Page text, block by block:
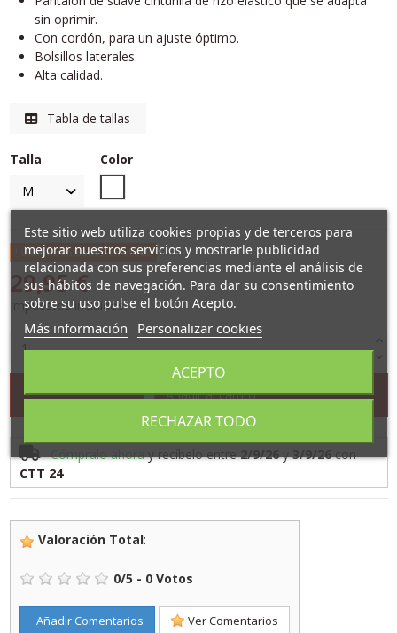
sin oprimir.
Con cordón, para un ajuste óptimo.
Bolsillos laterales.
Alta calidad.
Tabla de tallas
Talla
Color
Últimas unidades en stock
29,95 €
Impuestos incluidos
Añadir al carrito
Cómpralo ahoray recíbeloentre2/9/26y3/9/26 con
CTT 24
Valoración Total:
0/5 - 0 Votos
Añadir Comentarios Ver Comentarios
Este sitio web utiliza cookies propias y de terceros para
mejorar nuestros servicios y mostrarle publicidad
relacionada con sus preferencias mediante el análisis de
sus hábitos de navegación. Para dar su consentimiento
sobre su uso pulse el botón Acepto.
Más información Personalizar cookies
RECHAZAR TODO
ACEPTO